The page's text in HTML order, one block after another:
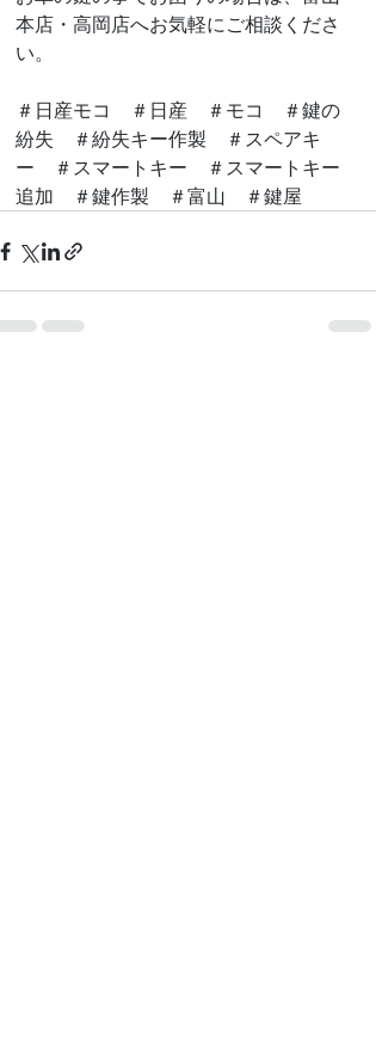
本店・高岡店へお気軽にご相談くださ
い。
＃日産モコ　＃日産　＃モコ　＃鍵の
紛失　＃紛失キー作製　＃スペアキ
ー　＃スマートキー　＃スマートキー
追加　＃鍵作製　＃富山　＃鍵屋